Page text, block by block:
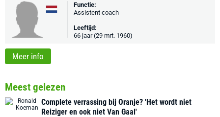
Functie:
Assistent coach
Leeftijd:
66 jaar (29 mrt. 1960)
Meer info
Meest gelezen
Complete verrassing bij Oranje? 'Het wordt niet
Reiziger en ook niet Van Gaal'